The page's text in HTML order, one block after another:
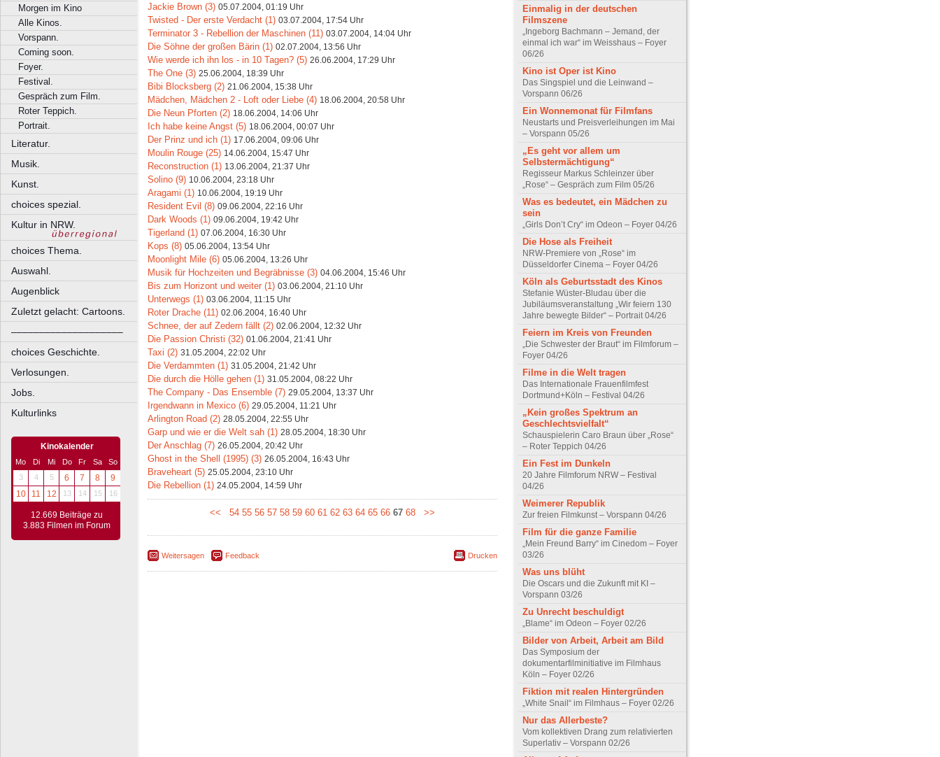
Morgen im Kino
Alle Kinos.
Vorspann.
Coming soon.
Foyer.
Festival.
Gespräch zum Film.
Roter Teppich.
Portrait.
Literatur.
Musik.
Kunst.
choices spezial.
Kultur in NRW.
choices Thema.
Auswahl.
Augenblick
Zuletzt gelacht: Cartoons.
––––––––––––––––––––
choices Geschichte.
Verlosungen.
Jobs.
Kulturlinks
Kinokalender
Mo Di Mi Do Fr Sa
So
3
4 5 6 7 8
9
10
11 12 13 14 15 16
12.669 Beiträge zu
3.883 Filmen im Forum
Jackie Brown (3) 05.07.2004, 01:19 Uhr
Twisted - Der erste Verdacht (1) 03.07.2004, 17:54 Uhr
Terminator 3 - Rebellion der Maschinen (11) 03.07.2004, 14:04 Uhr
Die Söhne der großen Bärin (1) 02.07.2004, 13:56 Uhr
Wie werde ich ihn los - in 10 Tagen? (5) 26.06.2004, 17:29 Uhr
The One (3) 25.06.2004, 18:39 Uhr
Bibi Blocksberg (2) 21.06.2004, 15:38 Uhr
Mädchen, Mädchen 2 - Loft oder Liebe (4) 18.06.2004, 20:58 Uhr
Die Neun Pforten (2) 18.06.2004, 14:06 Uhr
Ich habe keine Angst (5) 18.06.2004, 00:07 Uhr
Der Prinz und ich (1) 17.06.2004, 09:06 Uhr
Moulin Rouge (25) 14.06.2004, 15:47 Uhr
Reconstruction (1) 13.06.2004, 21:37 Uhr
Solino (9) 10.06.2004, 23:18 Uhr
Aragami (1) 10.06.2004, 19:19 Uhr
Resident Evil (8) 09.06.2004, 22:16 Uhr
Dark Woods (1) 09.06.2004, 19:42 Uhr
Tigerland (1) 07.06.2004, 16:30 Uhr
Kops (8) 05.06.2004, 13:54 Uhr
Moonlight Mile (6) 05.06.2004, 13:26 Uhr
Musik für Hochzeiten und Begräbnisse (3) 04.06.2004, 15:46 Uhr
Bis zum Horizont und weiter (1) 03.06.2004, 21:10 Uhr
Unterwegs (1) 03.06.2004, 11:15 Uhr
Roter Drache (11) 02.06.2004, 16:40 Uhr
Schnee, der auf Zedern fällt (2) 02.06.2004, 12:32 Uhr
Die Passion Christi (32) 01.06.2004, 21:41 Uhr
Taxi (2) 31.05.2004, 22:02 Uhr
Die Verdammten (1) 31.05.2004, 21:42 Uhr
Die durch die Hölle gehen (1) 31.05.2004, 08:22 Uhr
The Company - Das Ensemble (7) 29.05.2004, 13:37 Uhr
Irgendwann in Mexico (6) 29.05.2004, 11:21 Uhr
Arlington Road (2) 28.05.2004, 22:55 Uhr
Garp und wie er die Welt sah (1) 28.05.2004, 18:30 Uhr
Der Anschlag (7) 26.05.2004, 20:42 Uhr
Ghost in the Shell (1995) (3) 26.05.2004, 16:43 Uhr
Braveheart (5) 25.05.2004, 23:10 Uhr
Die Rebellion (1) 24.05.2004, 14:59 Uhr
<< 54 55 56 57 58 59 60 61 62 63 64 65 66 67 68 >>
Weitersagen Feedback Drucken
Einmalig in der deutschen
Filmszene
„Ingeborg Bachmann – Jemand, der
einmal ich war“ im Weisshaus – Foyer
06/26
Kino ist Oper ist Kino
Das Singspiel und die Leinwand –
Vorspann 06/26
Ein Wonnemonat für Filmfans
Neustarts und Preisverleihungen im Mai
– Vorspann 05/26
„Es geht vor allem um
Selbstermächtigung“
Regisseur Markus Schleinzer über
„Rose“ – Gespräch zum Film 05/26
Was es bedeutet, ein Mädchen zu
sein
„Girls Don’t Cry“ im Odeon – Foyer 04/26
Die Hose als Freiheit
NRW-Premiere von „Rose“ im
Düsseldorfer Cinema – Foyer 04/26
Köln als Geburtsstadt des Kinos
Stefanie Wüster-Bludau über die
Jubiläumsveranstaltung „Wir feiern 130
Jahre bewegte Bilder“ – Portrait 04/26
Feiern im Kreis von Freunden
„Die Schwester der Braut“ im Filmforum –
Foyer 04/26
Filme in die Welt tragen
Das Internationale Frauenfilmfest
Dortmund+Köln – Festival 04/26
„Kein großes Spektrum an
Geschlechtsvielfalt“
Schauspielerin Caro Braun über „Rose“
– Roter Teppich 04/26
Ein Fest im Dunkeln
20 Jahre Filmforum NRW – Festival
04/26
Weimerer Republik
Zur freien Filmkunst – Vorspann 04/26
Film für die ganze Familie
„Mein Freund Barry“ im Cinedom – Foyer
03/26
Was uns blüht
Die Oscars und die Zukunft mit KI –
Vorspann 03/26
Zu Unrecht beschuldigt
„Blame“ im Odeon – Foyer 02/26
Bilder von Arbeit, Arbeit am Bild
Das Symposium der
dokumentarfilminitiative im Filmhaus
Köln – Foyer 02/26
Fiktion mit realen Hintergründen
„White Snail“ im Filmhaus – Foyer 02/26
Nur das Allerbeste?
Vom kollektiven Drang zum relativierten
Superlativ – Vorspann 02/26